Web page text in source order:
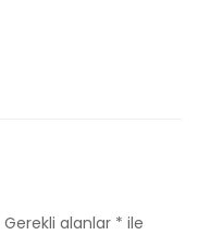
Gerekli alanlar * ile